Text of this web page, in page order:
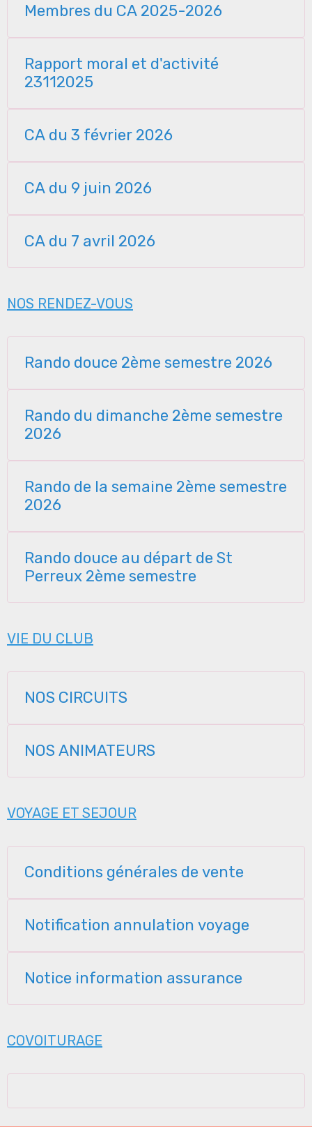
Membres du CA 2025-2026
Rapport moral et d'activité
23112025
CA du 3 février 2026
CA du 9 juin 2026
CA du 7 avril 2026
NOS RENDEZ-VOUS
Rando douce 2ème semestre 2026
Rando du dimanche 2ème semestre
2026
Rando de la semaine 2ème semestre
2026
Rando douce au départ de St
Perreux 2ème semestre
VIE DU CLUB
NOS CIRCUITS
NOS ANIMATEURS
VOYAGE ET SEJOUR
Conditions générales de vente
Notification annulation voyage
Notice information assurance
COVOITURAGE